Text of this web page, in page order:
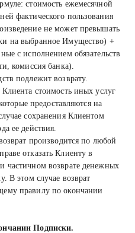
стоимость ежемесячной
фактического пользования
не может превышать
на выбранное Имущество) +
с исполнением обязательств
комиссия банка).
подлежит возврату.
стоимость иных услуг
предоставляются на
сохранения Клиентом
ее действия.
производится по любой
отказать Клиенту в
частичном возврате денежных
В этом случае возврат
правилу по окончании
Подписки.